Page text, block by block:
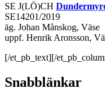
SE J(LÖ)CH
SE14201/2019
äg. Johan Månskog, Väse
uppf. Henrik Aronsson,
[/et_pb_text][/
Snabblänkar